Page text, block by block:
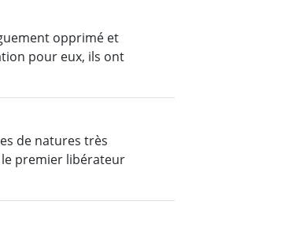
opprimé et
pour eux, ils ont
de natures très
premier libérateur